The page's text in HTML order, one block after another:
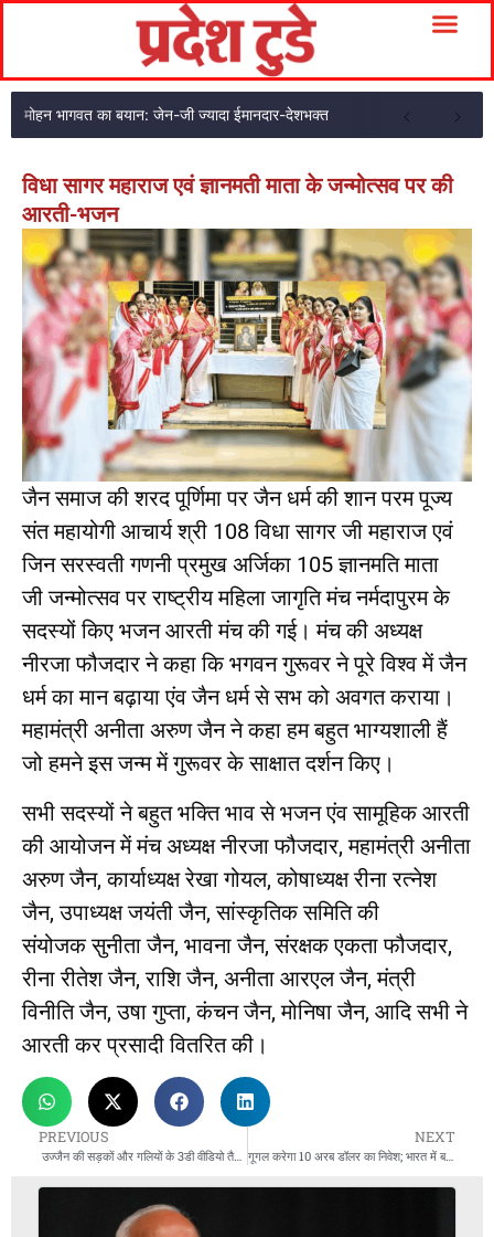
मोहन भागवत का बयान: जेन-जी ज्यादा ईमानदार-देशभक्त
विधा सागर महाराज एवं ज्ञानमती माता के जन्मोत्सव पर की
आरती-भजन
जैन समाज की शरद पूर्णिमा पर जैन धर्म की शान परम पूज्य
संत महायोगी आचार्य श्री 108 विधा सागर जी महाराज एवं
जिन सरस्वती गणनी प्रमुख अर्जिका 105 ज्ञानमति माता
जी जन्मोत्सव पर राष्ट्रीय महिला जागृति मंच नर्मदापुरम के
सदस्यों किए भजन आरती मंच की गई। मंच की अध्यक्ष
नीरजा फौजदार ने कहा कि भगवन गुरूवर ने पूरे विश्व में जैन
धर्म का मान बढ़ाया एंव जैन धर्म से सभ को अवगत कराया।
महामंत्री अनीता अरुण जैन ने कहा हम बहुत भाग्यशाली हैं
जो हमने इस जन्म में गुरूवर के साक्षात दर्शन किए।
सभी सदस्यों ने बहुत भक्ति भाव से भजन एंव सामूहिक आरती
की आयोजन में मंच अध्यक्ष नीरजा फौजदार, महामंत्री अनीता
अरुण जैन, कार्याध्यक्ष रेखा गोयल, कोषाध्यक्ष रीना रत्नेश
जैन, उपाध्यक्ष जयंती जैन, सांस्कृतिक समिति की
संयोजक सुनीता जैन, भावना जैन, संरक्षक एकता फौजदार,
रीना रीतेश जैन, राशि जैन, अनीता आरएल जैन, मंत्री
विनीति जैन, उषा गुप्ता, कंचन जैन, मोनिषा जैन, आदि सभी ने
आरती कर प्रसादी वितरित की।
PREVIOUS
उज्जैन की सड़कों और गलियों के 3डी वीडियो तैयार
NEXT
गूगल करेगा 10 अरब डॉलर का निवेश; भारत में बनेगा एशिया का सबसे बड़ा डेटासेंटर